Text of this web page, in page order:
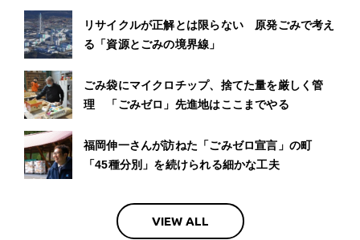
リサイクルが正解とは限らない 原発ごみで考え
る「資源とごみの境界線」
ごみ袋にマイクロチップ、捨てた量を厳しく管
理 「ごみゼロ」先進地はここまでやる
福岡伸一さんが訪ねた「ごみゼロ宣言」の町
「45種分別」を続けられる細かな工夫
VIEW ALL